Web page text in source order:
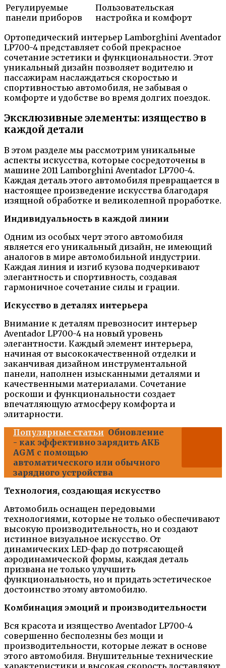
Регулируемые
панели приборов
Пользовательская
настройка и комфорт
Ортопедический интерьер Lamborghini Aventador
LP700-4 представляет собой прекрасное
сочетание эстетики и функциональности. Этот
уникальный дизайн позволяет водителю и
пассажирам наслаждаться скоростью и
спортивностью автомобиля, не забывая о
комфорте и удобстве во время долгих поездок.
Эксклюзивные элементы: изящество в
каждой детали
В этом разделе мы рассмотрим уникальные
аспекты искусства, которые сосредоточены в
машине 2011 Lamborghini Aventador LP700-4.
Каждая деталь этого автомобиля превращается в
настоящее произведение искусства благодаря
изящной обработке и великолепной проработке.
Индивидуальность в каждой линии
Одним из особых черт этого автомобиля
является его уникальный дизайн, не имеющий
аналогов в мире автомобильной индустрии.
Каждая линия и изгиб кузова подчеркивают
элегантность и спортивность, создавая
гармоничное сочетание силы и грации.
Искусство в деталях интерьера
Внимание к деталям превозносит интерьер
Aventador LP700-4 на новый уровень
элегантности. Каждый элемент интерьера,
начиная от высококачественной отделки и
заканчивая дизайном инструментальной
панели, наполнен изысканными деталями и
качественными материалами. Сочетание
роскоши и функциональности создает
впечатляющую атмосферу комфорта и
элитарности.
Популярные статьи Обновление
- как эффективно зарядить АКБ
AGM с помощью
автоматического или обычного
зарядного устройства
Технология, создающая искусство
Автомобиль оснащен передовыми
технологиями, которые не только обеспечивают
высокую производительность, но и создают
истинное визуальное искусство. От
динамических LED-фар до потрясающей
аэродинамической формы, каждая деталь
призвана не только улучшить
функциональность, но и придать эстетическое
достоинство этому автомобилю.
Комбинация эмоций и производительности
Вся красота и изящество Aventador LP700-4
совершенно бесполезны без мощи и
производительности, которые лежат в основе
этого автомобиля. Внушительные технические
характеристики и высокая скорость доставляют